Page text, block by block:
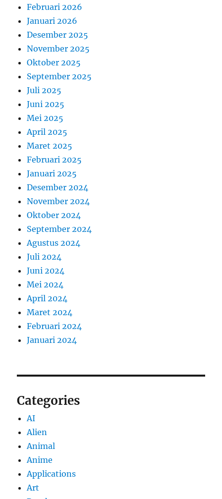
Februari 2026
Januari 2026
Desember 2025
November 2025
Oktober 2025
September 2025
Juli 2025
Juni 2025
Mei 2025
April 2025
Maret 2025
Februari 2025
Januari 2025
Desember 2024
November 2024
Oktober 2024
September 2024
Agustus 2024
Juli 2024
Juni 2024
Mei 2024
April 2024
Maret 2024
Februari 2024
Januari 2024
Categories
AI
Alien
Animal
Anime
Applications
Art